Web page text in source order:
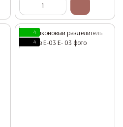
4
4